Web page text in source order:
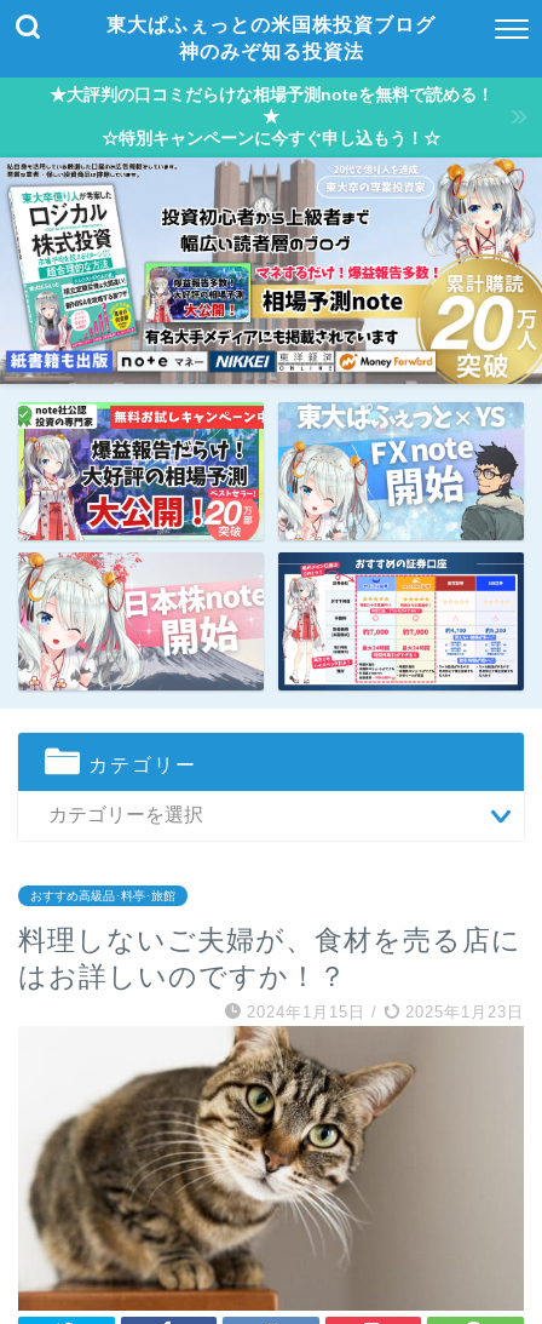
東大ぱふぇっとの米国株投資ブログ
神のみぞ知る投資法
★大評判の口コミだらけな相場予測noteを無料で読める！
★
☆特別キャンペーンに今すぐ申し込もう！☆
カテゴリー
おすすめ高級品･料亭･旅館
料理しないご夫婦が、食材を売る店に
はお詳しいのですか！？
2024年1月15日 / 2025年1月23日